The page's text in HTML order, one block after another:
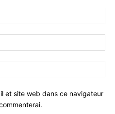
et site web dans ce navigateur